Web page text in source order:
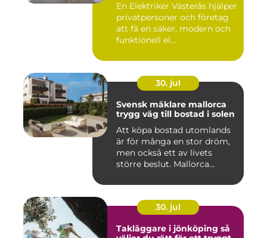
En Elektriker Västerås hjälper
privatpersoner och företag
att få en säker, modern och
funktionell el...
30. jul
Svensk mäklare mallorca
trygg väg till bostad i solen
Att köpa bostad utomlands
är för många en stor dröm,
men också ett av livets
större beslut. Mallorca...
30. jul
Takläggare i jönköping så